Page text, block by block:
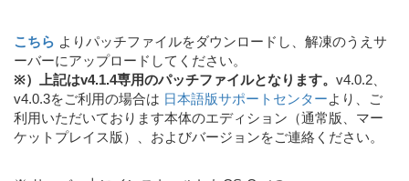
こちら よりパッチファイルをダウンロードし、解凍のうえサ
ーバーにアップロードしてください。
※）上記はv4.1.4専用のパッチファイルとなります。 v4.0.2、
v4.0.3をご利用の場合は 日本語版サポートセンターより、ご
利用いただいております本体のエディション（通常版、マー
ケットプレイス版）、およびバージョンをご連絡ください。